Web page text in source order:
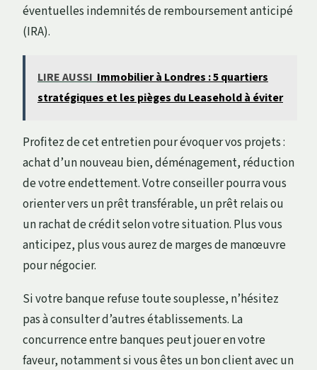
éventuelles indemnités de remboursement anticipé
(IRA).
LIRE AUSSI Immobilier à Londres : 5 quartiers
stratégiques et les pièges du Leasehold à éviter
Profitez de cet entretien pour évoquer vos projets :
achat d’un nouveau bien, déménagement, réduction
de votre endettement. Votre conseiller pourra vous
orienter vers un prêt transférable, un prêt relais ou
un rachat de crédit selon votre situation. Plus vous
anticipez, plus vous aurez de marges de manœuvre
pour négocier.
Si votre banque refuse toute souplesse, n’hésitez
pas à consulter d’autres établissements. La
concurrence entre banques peut jouer en votre
faveur, notamment si vous êtes un bon client avec un